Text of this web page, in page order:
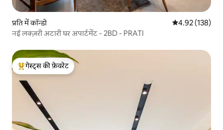
प्रति में कॉन्डो औसत रेटिंग 5 में से
4.92 (138)
नई लक्ज़री अटारी घर अपार्टमेंट - 2BD - PRATI
गेस्ट्स का टॉप फ़ेवरेट
गेस्ट्स की फ़ेवरेट